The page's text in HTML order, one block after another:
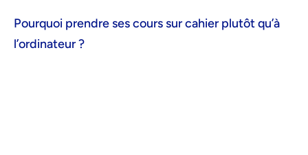
Pourquoi prendre ses cours sur cahier plutôt qu’à
l’ordinateur ?